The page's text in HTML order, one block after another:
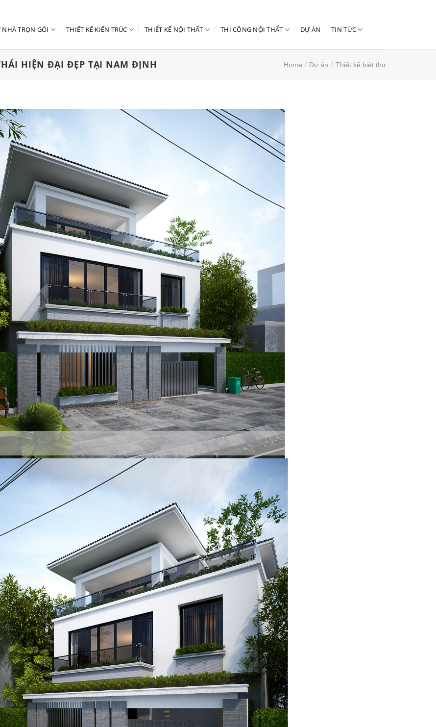
NHÀ TRỌN GÓI THIẾT KẾ KIẾN TRÚC THIẾT KẾ NỘI THẤT THI CÔNG NỘI THẤT DỰ ÁN TIN TỨC
HIỆN ĐẠI ĐẸP TẠI NAM ĐỊNH Home / Dự án / Thiết kế biệt thự